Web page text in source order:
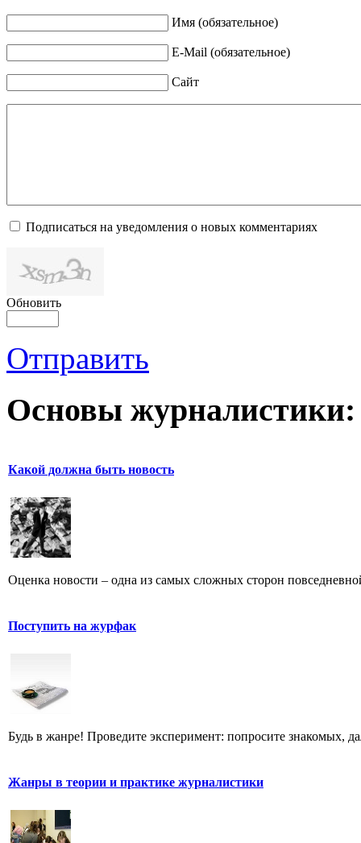
Имя (обязательное)
E-Mail (обязательное)
Сайт
Подписаться на уведомления о новых комментариях
Обновить
Отправить
Основы журналистики:
Какой должна быть новость
Оценка новости – одна из самых сложных сторон
Поступить на журфак
Будь в жанре! Проведите эксперимент: попросите знакомых,
Жанры в теории и практике журналистики